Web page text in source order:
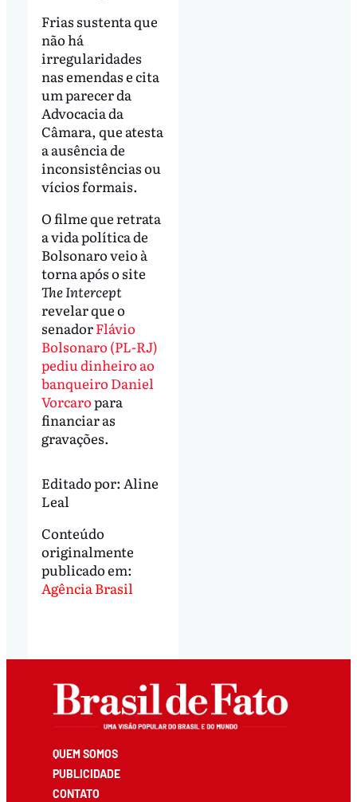
Frias sustenta que
não há
irregularidades
nas emendas e cita
um parecer da
Advocacia da
Câmara, que atesta
a ausência de
inconsistências ou
vícios formais.
O filme que retrata
a vida política de
Bolsonaro veio à
torna após o site
The Intercept
revelar que o
senadorFlávio
Bolsonaro (PL-RJ)
pediu dinheiro ao
banqueiro Daniel
Vorcaropara
financiar as
gravações.
Editado por: Aline
Leal
Conteúdo
originalmente
publicado em:
Agência Brasil
QUEM SOMOS
PUBLICIDADE
CONTATO